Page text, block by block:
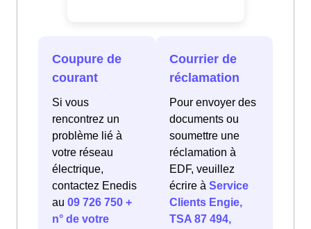
Coupure de
courant
Si vous
rencontrez un
problème lié à
votre réseau
électrique,
contactez Enedis
au 09 726 750 +
n° de votre
Courrier de
réclamation
Pour envoyer des
documents ou
soumettre une
réclamation à
EDF, veuillez
écrire à Service
Clients Engie,
TSA 87 494,